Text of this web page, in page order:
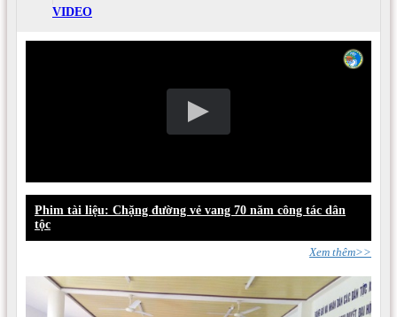
VIDEO
Phim tài liệu: Chặng đường vẻ vang 70 năm công tác dân
tộc
Xem thêm>>